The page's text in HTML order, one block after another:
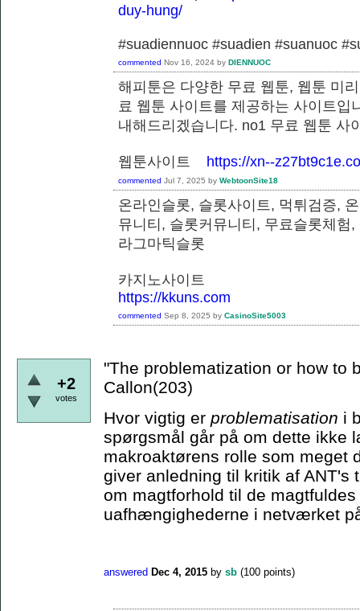
duy-hung/
#suadiennuoc #suadien #suanuoc
commented Nov 16, 2024 by DIENNUOC
해피툰은 다양한 무료 웹툰, 웹툰 미
료 웹툰 사이트를 제공하는 사이트
내해드리겠습니다. no1 무료 웹툰 사
웹툰사이트 https://xn--
commented Jul 7, 2025 by WebtoonSite18
온라인슬롯, 슬롯사이트, 먹튀검증,
뮤니티, 슬롯커뮤니티, 무료슬롯체험
라그마틱슬롯
카지노사이트
https://kkuns.com
commented Sep 8, 2025 by CasinoSite5003
+2
votes
"The problematization or how to
Callon(203)
Hvor vigtig er problematisation i
spørgsmål går på om dette ikke
makroaktørens rolle som meget
giver anledning til kritik af ANT's
om magtforhold til de
uafhængighederne i netværket
answered Dec 4, 2015 by sb (100 points)